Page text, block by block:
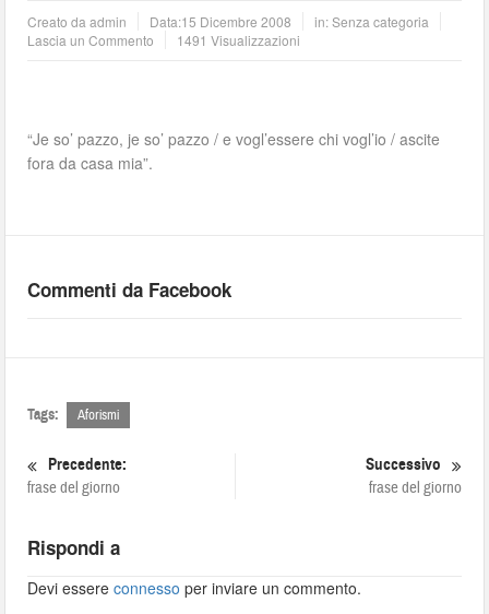
Creato daadmin Data:15 Dicembre 2008
in: Senza categoria
Lascia un Commento
1491 Visualizzazioni
“Je so’ pazzo, je so’ pazzo / e vogl’essere chi vogl’io / ascite
fora da casa mia”.
Commenti da Facebook
Tags: Aforismi
Precedente:
frase del giorno
Successivo
frase del giorno
Rispondi a
Devi essereconnesso per inviare un commento.